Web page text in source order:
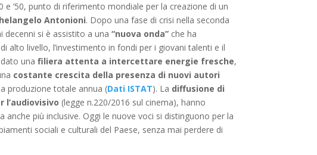
e ’50, punto di riferimento mondiale per la creazione di un
Antonioni. Dopo una fase di crisi nella seconda
decenni si è assistito a una“nuova onda” che ha
di alto livello, l’investimento in fondi per i giovani talenti e il
unafiliera attenta a intercettare energie fresche,
costante crescita della presenza di nuovi autori
produzione totale annua (Dati ISTAT). La diffusione di
(legge n.220/2016 sul cinema), hanno
più inclusive. Oggi le nuove voci si distinguono per la
sociali e culturali del Paese, senza mai perdere di